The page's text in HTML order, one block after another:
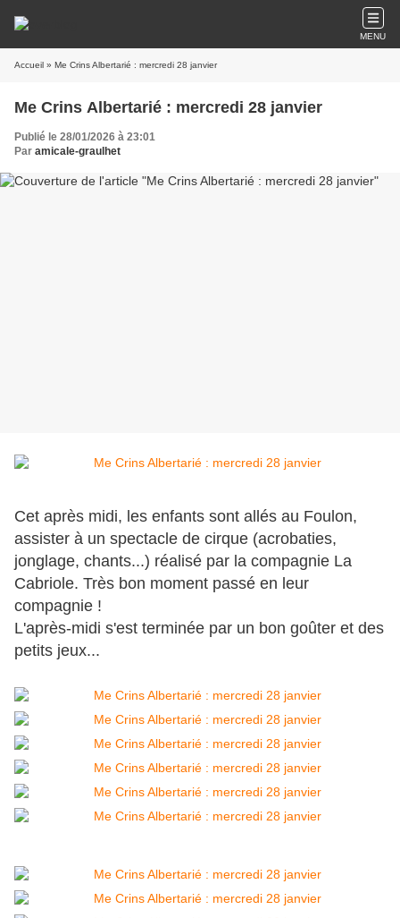
MENU
Accueil » Me Crins Albertarié : mercredi 28 janvier
Me Crins Albertarié : mercredi 28 janvier
Publié le 28/01/2026 à 23:01
Par amicale-graulhet
Cet après midi, les enfants sont allés au Foulon,
assister à un spectacle de cirque (acrobaties,
jonglage, chants...) réalisé par la compagnie La
Cabriole. Très bon moment passé en leur
compagnie !
L'après-midi s'est terminée par un bon goûter et des
petits jeux...